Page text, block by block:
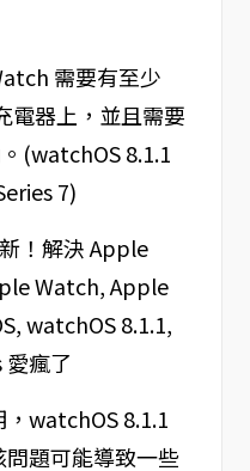
需要有至少
電器上，並且需要
(watchOS 8.1.1
7)
watchOS 8.1.1
題可能導致一些